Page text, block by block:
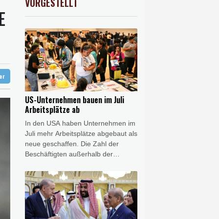
Verteidigungsabkommen
- Festnahme
Markt
0.32%
US-Unternehmen bauen im Juli
Arbeitsplätze ab
In den USA haben Unternehmen im
Juli mehr Arbeitsplätze abgebaut als
neue geschaffen. Die Zahl der
Beschäftigten außerhalb der
vergangenen Monat um 23.000, wie
das US-Arbeitsministerium am
Freitag in Washington mitteilte.
Gleichzeitig korrigierte es seine
Zahlen für Mai und Juni kräftig nach